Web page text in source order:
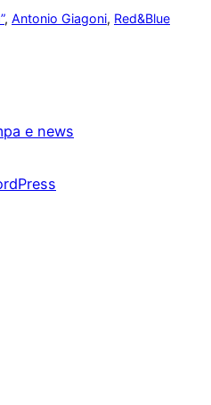
, Antonio Giagoni, Red&Blue
e news